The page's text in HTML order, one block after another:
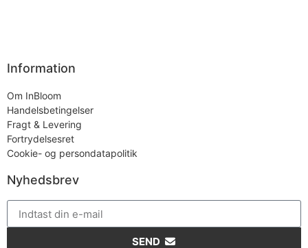
Information
Om InBloom
Handelsbetingelser
Fragt & Levering
Fortrydelsesret
Cookie- og persondatapolitik
Nyhedsbrev
SEND